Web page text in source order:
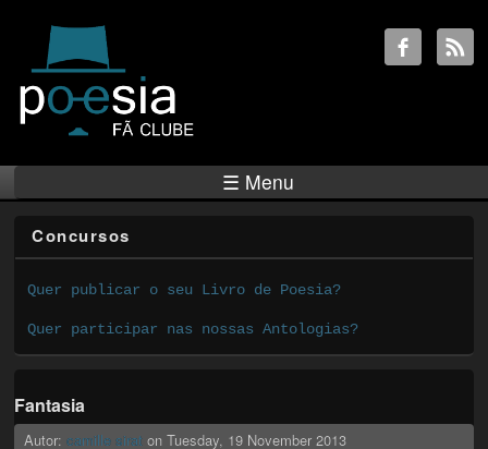
☰ Menu
Concursos
Quer publicar o seu Livro de Poesia?
Quer participar nas nossas Antologias?
Fantasia
Autor:camille sirat onTuesday, 19 November 2013